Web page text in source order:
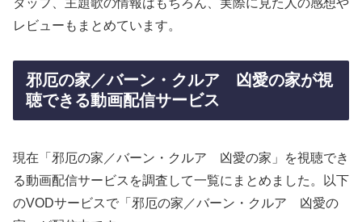
タッフ、主題歌の情報はもちろん、実際に見た人の感想や
レビューもまとめています。
邪厄の家／バーン・クルア 凶愛の家が視
聴できる動画配信サービス
現在「邪厄の家／バーン・クルア 凶愛の家」を視聴でき
る動画配信サービスを調査して一覧にまとめました。以下
のVODサービスで「邪厄の家／バーン・クルア 凶愛の